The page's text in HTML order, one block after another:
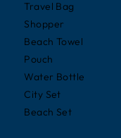
Travel Bag
Shopper
Beach Towel
Pouch
Water Bottle
City Set
Beach Set